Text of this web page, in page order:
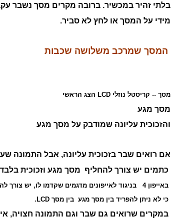
בלתי זהיר במכשיר. ברובה מקרים מסך נשבר
מידי על המסך או לחץ לא סביר.
המסך שמרכב משלושה שכבות
מסך -- קריסטל נוזלי LCD הצג הראשי
מסך מגע
והזכוכית עליונה שמודבק על מסך מגע
אם רואים שבר בזכוכית עליונה, אבל התמונה
כתמים יש צורך להחליף מסך מגע וזכוכית
באייפון 4 בניגוד לאייפונים מדגמים שקדמו לו, יש צורך להחליף מסך כולו.
כי לא ניתן להפריד בין מסך מגע בין מסך LCD.
במקרים שרואים גם שבר וגם התמונה חצויה,